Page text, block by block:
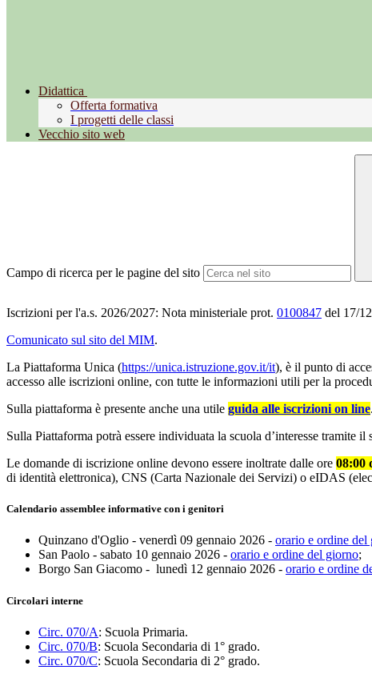
Didattica
Offerta formativa
I progetti delle classi
Vecchio sito web
Campo di ricerca per le pagine del sito
Iscrizioni per l'a.s. 2026/2027: Nota ministeriale prot. 0100847 del 17/
Comunicato sul sito del MIM.
La Piattaforma Unica (https://unica.istruzione.gov.it/it), è il punto di
accesso alle iscrizioni online, con tutte le informazioni utili per la
Sulla piattaforma è presente anche una utile guida alle iscrizioni on line.
Sulla Piattaforma potrà essere individuata la scuola d’interesse tramite il
Le domande di iscrizione online devono essere inoltrate dalle ore 08:00
di identità elettronica), CNS (Carta Nazionale dei Servizi) o eIDAS
Calendario assemblee informative con i genitori
Quinzano d'Oglio - venerdì 09 gennaio 2026 - orario e ordine del
San Paolo - sabato 10 gennaio 2026 - orario e ordine del giorno;
Borgo San Giacomo - lunedì 12 gennaio 2026 - orario e ordine
Circolari interne
Circ. 070/A: Scuola Primaria.
Circ. 070/B: Scuola Secondaria di 1° grado.
Circ. 070/C: Scuola Secondaria di 2° grado.